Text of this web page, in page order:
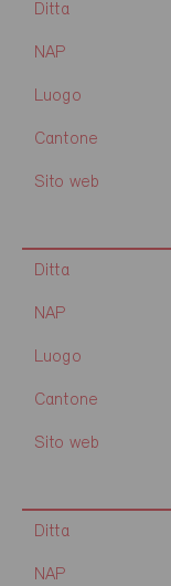
Ditta
NAP
Luogo
Cantone
Sito web
Ditta
NAP
Luogo
Cantone
Sito web
Ditta
NAP